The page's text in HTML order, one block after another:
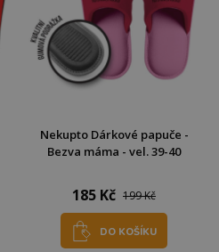
Nekupto Dárkové papuče -
Bezva máma - vel. 39-40
185 Kč 199 Kč
DO KOŠÍKU